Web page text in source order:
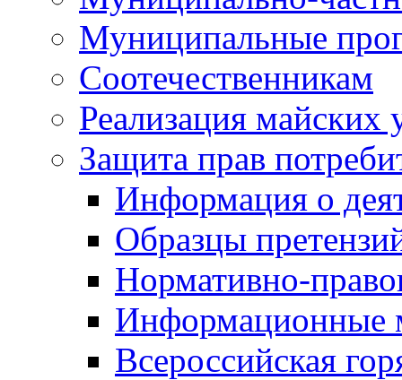
Муниципальные
Соотечественникам
Реализация майских
Защита прав
Информация о
Образцы
Нормативно-
Информационные
Всероссийская